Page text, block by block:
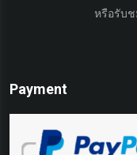
หรือรับชมบ่อยได้
Payment